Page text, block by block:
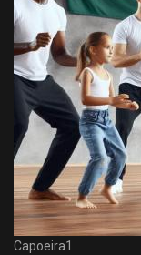
Capoeira1